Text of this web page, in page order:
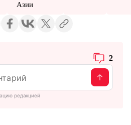
Азии
2
редакцией